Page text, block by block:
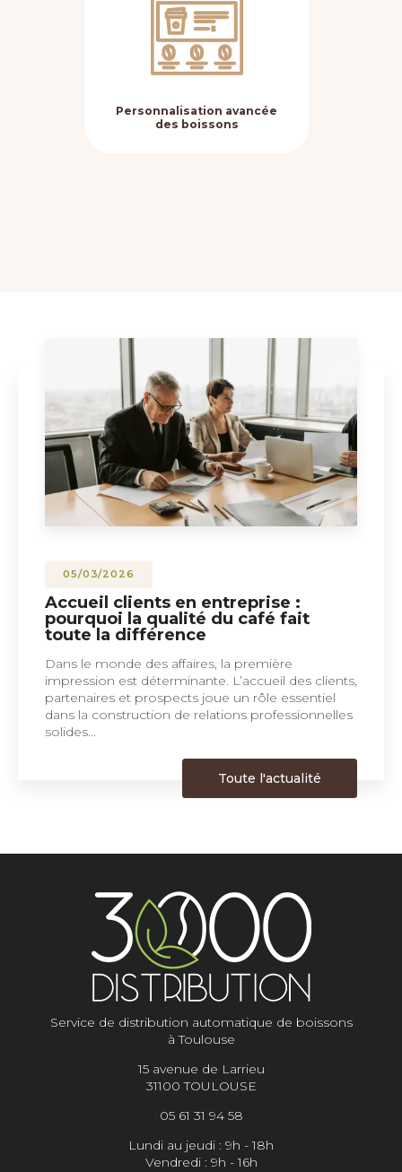
Personnalisation avancée
des boissons
05/03/2026
Accueil clients en entreprise :
pourquoi la qualité du café fait
toute la différence
Dans le monde des affaires, la première
impression est déterminante. L’accueil des clients,
partenaires et prospects joue un rôle essentiel
dans la construction de relations professionnelles
solides…
Toute l'actualité
Service de distribution automatique de boissons
à Toulouse
15 avenue de Larrieu
31100 TOULOUSE
05 61 31 94 58
Lundi au jeudi : 9h - 18h
Vendredi : 9h - 16h